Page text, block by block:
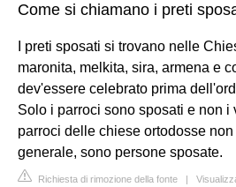
Come si chiamano i preti
I preti sposati si trovano nelle
maronita, melkita, sira, armena e
dev'essere celebrato prima
Solo i parroci sono sposati e non i
parroci delle chiese ortodosse
generale, sono persone sposate.
Richiesta di rimozione della fonte |